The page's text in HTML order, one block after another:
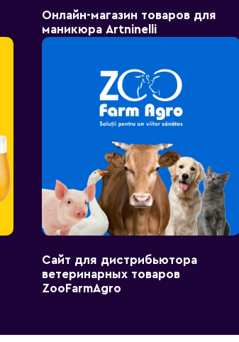
Онлайн-магазин товаров для
маникюра Artninelli
Сайт для дистрибьютора
ветеринарных товаров
ZooFarmAgro